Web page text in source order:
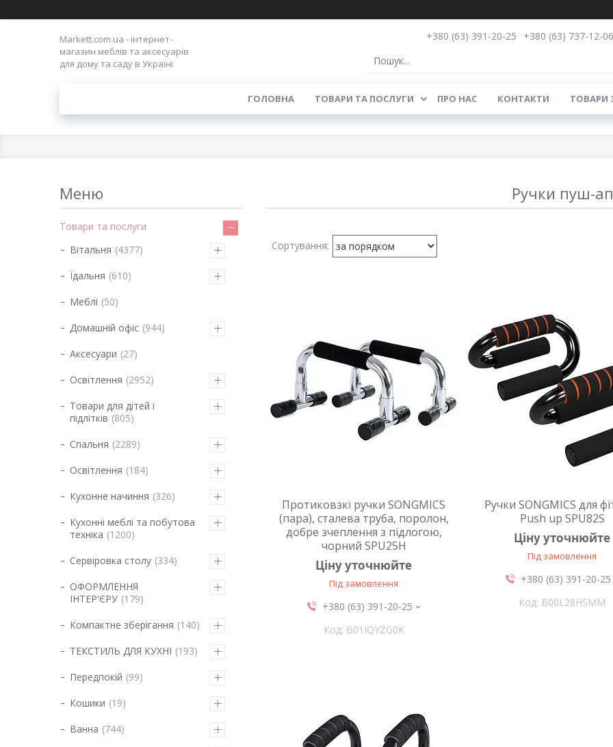
Markett.com.ua - інтернет-
магазин меблів та аксесуарів
для дому та саду в Україні
+380 (63) 391-20-25
+380 (63) 737-12-06
ГОЛОВНА ТОВАРИ ТА ПОСЛУГИ ПРО НАС КОНТАКТИ ТОВАРИ
Ручки пуш-ап
Протиковзкі ручки SONGMICS
(пара), сталева труба, поролон,
добре зчеплення з підлогою,
чорний SPU25H
Ціну уточнюйте
Під замовлення
+380 (63) 391-20-25
B01IQYZG0K
Ручки SONGMICS для
Push up SPU82S
Ціну уточнюйте
Під замовлення
+380 (63) 391-20-25
B00L28HSMM
Товари та послуги
Вітальня 4377
Їдальня 610
Меблі 50
Домашній офіс 944
Аксесуари 27
Освітлення 2952
Товари для дітей і
підлітків 805
Спальня 2289
Освітлення 184
Кухонне начиння 326
Кухонні меблі та побутова
техніка 1200
Сервіровка столу 334
ОФОРМЛЕННЯ
ІНТЕР'ЄРУ 179
Компактне зберігання 140
ТЕКСТИЛЬ ДЛЯ КУХНІ 193
Передпокій 99
Кошики 19
Ванна 744